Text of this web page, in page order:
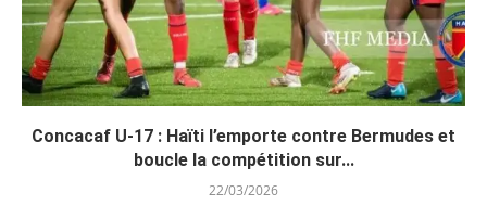
Concacaf U-17 : Haïti l’emporte contre Bermudes et
boucle la compétition sur...
22/03/2026